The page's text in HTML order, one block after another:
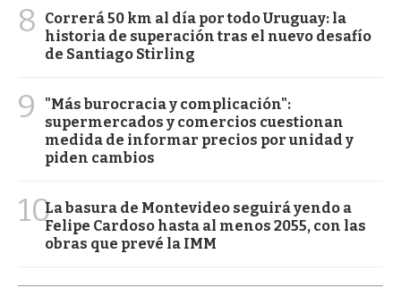
8
Correrá 50 km al día por todo Uruguay: la
historia de superación tras el nuevo desafío
de Santiago Stirling
9
"Más burocracia y complicación":
supermercados y comercios cuestionan
medida de informar precios por unidad y
piden cambios
10La basura de Montevideo seguirá yendo a
Felipe Cardoso hasta al menos 2055, con las
obras que prevé la IMM